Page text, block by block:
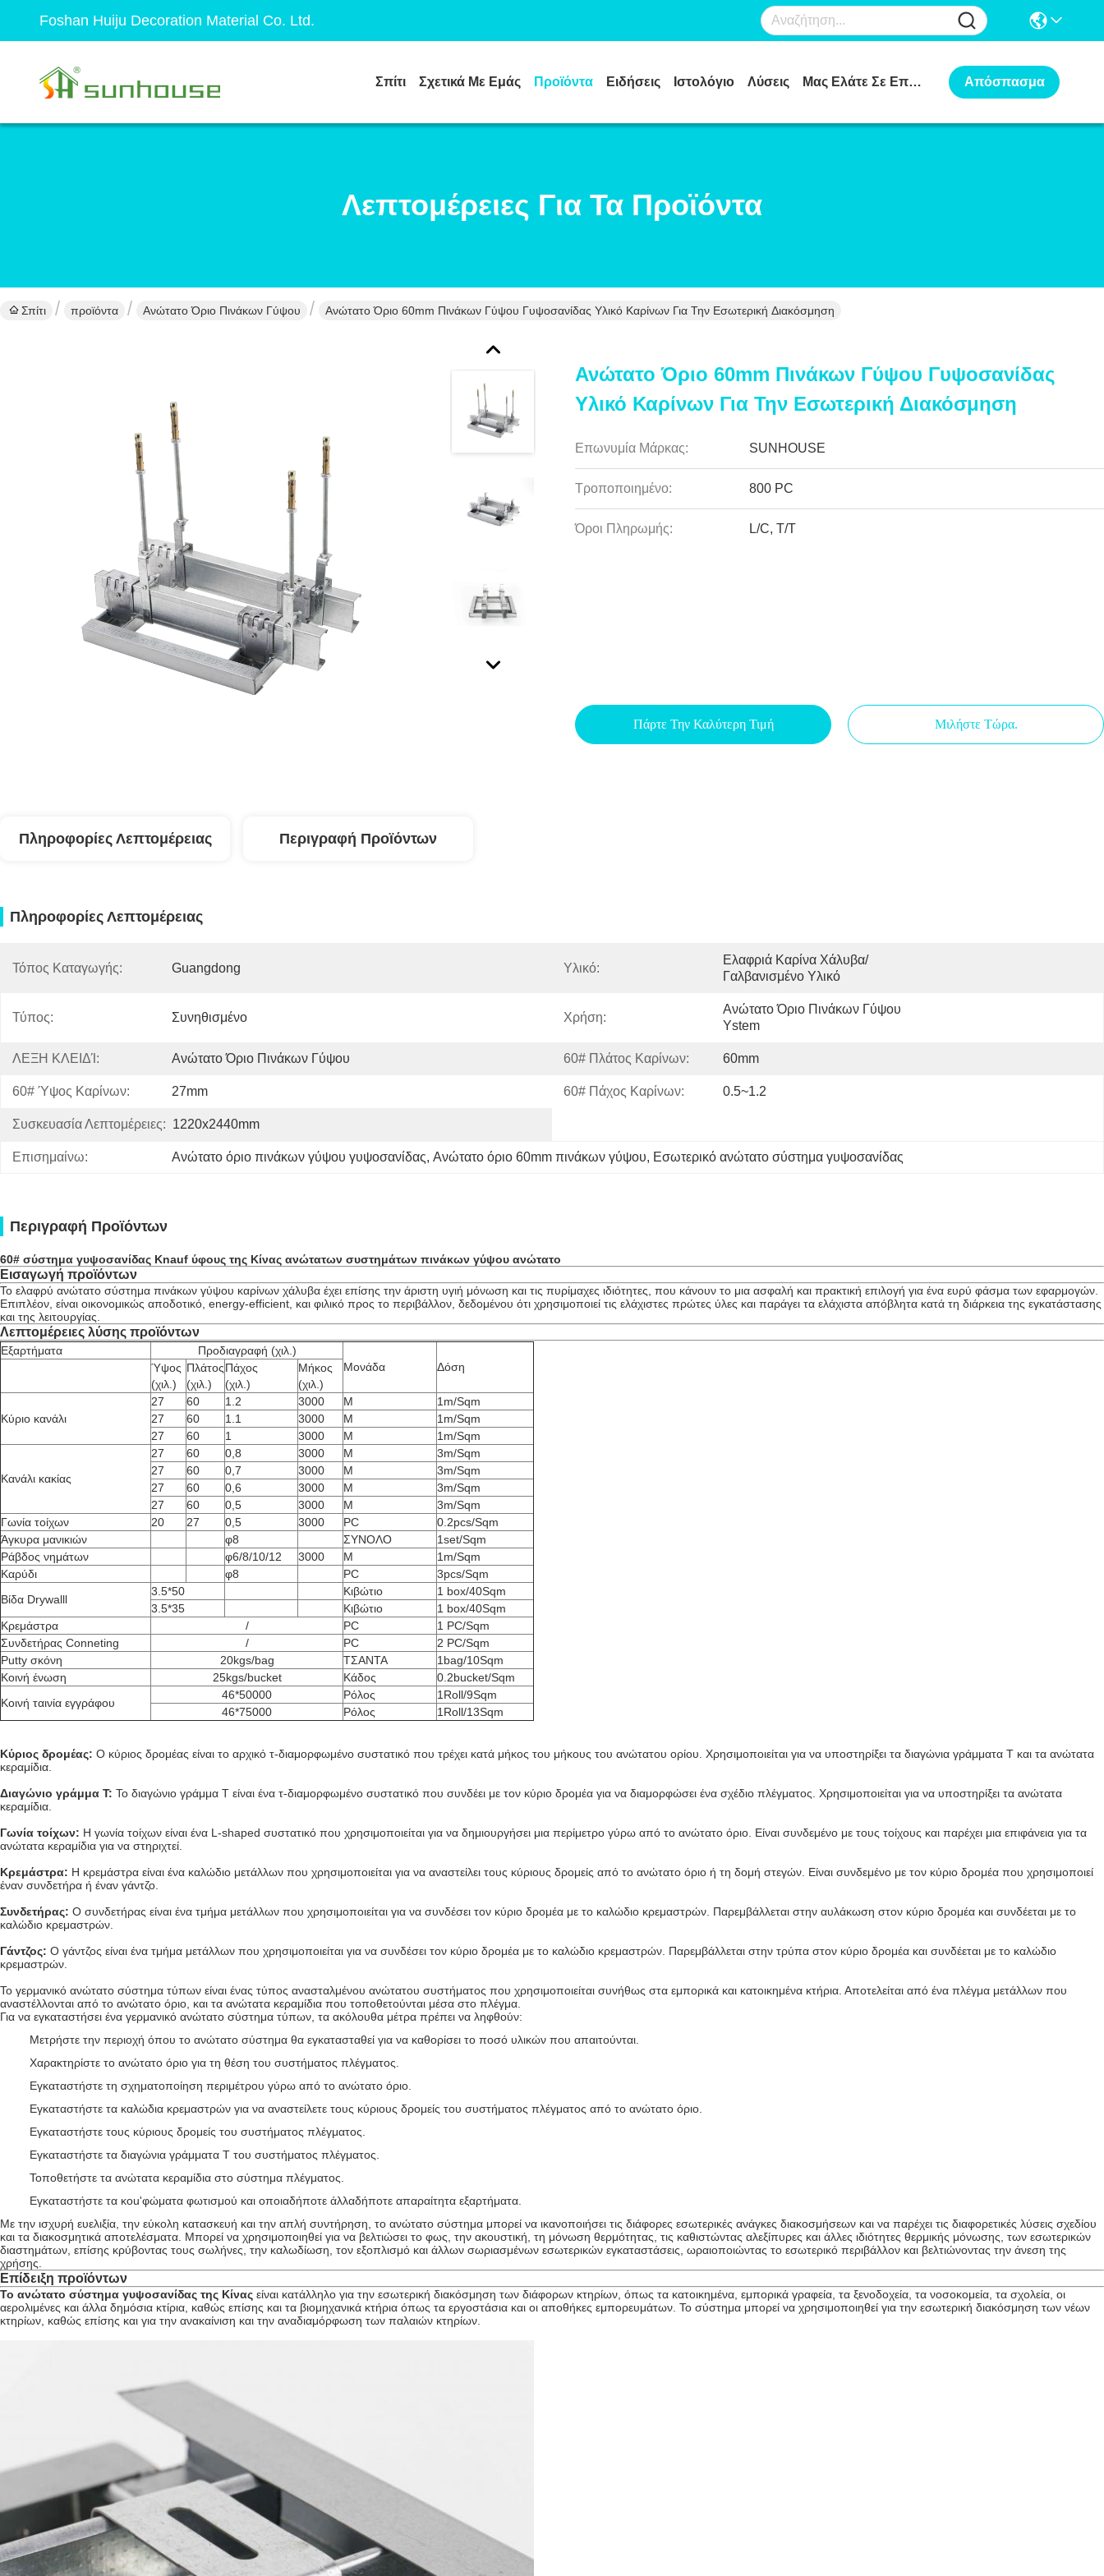
Foshan Huiju Decoration Material Co. Ltd.
Σπίτι Σχετικά Με Εμάς Προϊόντα Ειδήσεις Ιστολόγιο Λύσεις Μας Ελάτε Σε Επαφή Με Απόσπασμα
Λεπτομέρειες Για Τα Προϊόντα
Σπίτι προϊόντα Ανώτατο Όριο Πινάκων Γύψου Ανώτατο Όριο 60mm Πινάκων Γύψου Γυψοσανίδας Υλικό Καρίνων Για Την Εσωτερική Διακόσμηση
Ανώτατο Όριο 60mm Πινάκων Γύψου Γυψοσανίδας
Υλικό Καρίνων Για Την Εσωτερική Διακόσμηση
Επωνυμία Μάρκας: SUNHOUSE
Τροποποιημένο: 800 PC
Όροι Πληρωμής: L/C, T/T
Πάρτε Την Καλύτερη Τιμή Μιλήστε Τώρα.
Πληροφορίες Λεπτομέρειας Περιγραφή Προϊόντων
Πληροφορίες Λεπτομέρειας
Τόπος Καταγωγής: Guangdong Υλικό:
Ελαφριά Καρίνα Χάλυβα/
Γαλβανισμένο Υλικό
Τύπος: Συνηθισμένο Χρήση:
Ανώτατο Όριο Πινάκων Γύψου
Ystem
ΛΕΞΗ ΚΛΕΙΔΊ: Ανώτατο Όριο Πινάκων Γύψου 60# Πλάτος Καρίνων: 60mm
60# Ύψος Καρίνων: 27mm 60# Πάχος Καρίνων: 0.5~1.2
Συσκευασία Λεπτομέρειες: 1220x2440mm
Επισημαίνω: Ανώτατο όριο πινάκων γύψου γυψοσανίδας, Ανώτατο όριο 60mm πινάκων γύψου, Εσωτερικό ανώτατο σύστημα γυψοσανίδας
Περιγραφή Προϊόντων
60# σύστημα γυψοσανίδας Knauf ύφους της Κίνας ανώτατων συστημάτων πινάκων γύψου ανώτατο
Εισαγωγή προϊόντων
Το ελαφρύ ανώτατο σύστημα πινάκων γύψου καρίνων χάλυβα έχει επίσης την άριστη υγιή μόνωση και τις πυρίμαχες ιδιότητες, που κάνουν το μια ασφαλή και πρακτική επιλογή για ένα ευρύ φάσμα των εφαρμογών.
Επιπλέον, είναι οικονομικώς αποδοτικό, energy-efficient, και φιλικό προς το περιβάλλον, δεδομένου ότι χρησιμοποιεί τις ελάχιστες πρώτες ύλες και παράγει τα ελάχιστα απόβλητα κατά τη διάρκεια της εγκατάστασης
και της λειτουργίας.
Λεπτομέρειες λύσης προϊόντων
Εξαρτήματα
Προδιαγραφή (χιλ.)
Μονάδα
Δόση
Ύψος
(χιλ.)
Πλάτος
(χιλ.)
Πάχος
(χιλ.)
Μήκος
(χιλ.)
Κύριο κανάλι
27 60 1.2 3000 Μ
1m/Sqm
27
60 1.1 3000 Μ
1m/Sqm
27
60 1 3000 Μ 1m/Sqm
Κανάλι κακίας
27 60 0,8 3000 Μ
3m/Sqm
27
60 0,7 3000 Μ
3m/Sqm
27
60 0,6 3000 Μ
3m/Sqm
27
60 0,5 3000 Μ
3m/Sqm
Γωνία τοίχων
20 27 0,5 3000 PC
0.2pcs/Sqm
Άγκυρα μανικιών
φ8 ΣΥΝΟΛΟ
1set/Sqm
Ράβδος νημάτων
φ6/8/10/12 3000 Μ
1m/Sqm
Καρύδι
φ8 PC
3pcs/Sqm
Βίδα Drywalll
3.5*50 Κιβώτιο
1 box/40Sqm
3.5*35
Κιβώτιο
1 box/40Sqm
Κρεμάστρα
/ PC
1 PC/Sqm
Συνδετήρας Conneting
/ PC
2 PC/Sqm
Putty σκόνη
20kgs/bag ΤΣΑΝΤΑ
1bag/10Sqm
Κοινή ένωση
25kgs/bucket Κάδος
0.2bucket/Sqm
Κοινή ταινία εγγράφου
46*50000 Ρόλος
1Roll/9Sqm
46*75000
Ρόλος 1Roll/13Sqm
Κύριος δρομέας: Ο κύριος δρομέας είναι το αρχικό τ-διαμορφωμένο συστατικό που τρέχει κατά μήκος του μήκους του ανώτατου ορίου. Χρησιμοποιείται για να υποστηρίξει τα διαγώνια γράμματα Τ και τα ανώτατα
κεραμίδια.
Διαγώνιο γράμμα Τ: Το διαγώνιο γράμμα Τ είναι ένα τ-διαμορφωμένο συστατικό που συνδέει με τον κύριο δρομέα για να διαμορφώσει ένα σχέδιο πλέγματος. Χρησιμοποιείται για να υποστηρίξει τα ανώτατα
κεραμίδια.
Γωνία τοίχων: Η γωνία τοίχων είναι ένα L-shaped συστατικό που χρησιμοποιείται για να δημιουργήσει μια περίμετρο γύρω από το ανώτατο όριο. Είναι συνδεμένο με τους τοίχους και παρέχει μια επιφάνεια για τα
ανώτατα κεραμίδια για να στηριχτεί.
Κρεμάστρα: Η κρεμάστρα είναι ένα καλώδιο μετάλλων που χρησιμοποιείται για να αναστείλει τους κύριους δρομείς από το ανώτατο όριο ή τη δομή στεγών. Είναι συνδεμένο με τον κύριο δρομέα που χρησιμοποιεί
έναν συνδετήρα ή έναν γάντζο.
Συνδετήρας: Ο συνδετήρας είναι ένα τμήμα μετάλλων που χρησιμοποιείται για να συνδέσει τον κύριο δρομέα με το καλώδιο κρεμαστρών. Παρεμβάλλεται στην αυλάκωση στον κύριο δρομέα και συνδέεται με το
καλώδιο κρεμαστρών.
Γάντζος: Ο γάντζος είναι ένα τμήμα μετάλλων που χρησιμοποιείται για να συνδέσει τον κύριο δρομέα με το καλώδιο κρεμαστρών. Παρεμβάλλεται στην τρύπα στον κύριο δρομέα και συνδέεται με το καλώδιο
κρεμαστρών.
Το γερμανικό ανώτατο σύστημα τύπων είναι ένας τύπος ανασταλμένου ανώτατου συστήματος που χρησιμοποιείται συνήθως στα εμπορικά και κατοικημένα κτήρια. Αποτελείται από ένα πλέγμα μετάλλων που
αναστέλλονται από το ανώτατο όριο, και τα ανώτατα κεραμίδια που τοποθετούνται μέσα στο πλέγμα.
Για να εγκαταστήσει ένα γερμανικό ανώτατο σύστημα τύπων, τα ακόλουθα μέτρα πρέπει να ληφθούν:
Μετρήστε την περιοχή όπου το ανώτατο σύστημα θα εγκατασταθεί για να καθορίσει το ποσό υλικών που απαιτούνται.
Χαρακτηρίστε το ανώτατο όριο για τη θέση του συστήματος πλέγματος.
Εγκαταστήστε τη σχηματοποίηση περιμέτρου γύρω από το ανώτατο όριο.
Εγκαταστήστε τα καλώδια κρεμαστρών για να αναστείλετε τους κύριους δρομείς του συστήματος πλέγματος από το ανώτατο όριο.
Εγκαταστήστε τους κύριους δρομείς του συστήματος πλέγματος.
Εγκαταστήστε τα διαγώνια γράμματα Τ του συστήματος πλέγματος.
Τοποθετήστε τα ανώτατα κεραμίδια στο σύστημα πλέγματος.
Εγκαταστήστε τα κοu'φώματα φωτισμού και οποιαδήποτε άλλαδήποτε απαραίτητα εξαρτήματα.
Με την ισχυρή ευελιξία, την εύκολη κατασκευή και την απλή συντήρηση, το ανώτατο σύστημα μπορεί να ικανοποιήσει τις διάφορες εσωτερικές ανάγκες διακοσμήσεων και να παρέχει τις διαφορετικές λύσεις σχεδίου
και τα διακοσμητικά αποτελέσματα. Μπορεί να χρησιμοποιηθεί για να βελτιώσει το φως, την ακουστική, τη μόνωση θερμότητας, τις καθιστώντας αλεξίπυρες και άλλες ιδιότητες θερμικής μόνωσης, των εσωτερικών
διαστημάτων, επίσης κρύβοντας τους σωλήνες, την καλωδίωση, τον εξοπλισμό και άλλων σωριασμένων εσωτερικών εγκαταστάσεις, ωραιοποιώντας το εσωτερικό περιβάλλον και βελτιώνοντας την άνεση της
χρήσης.
Επίδειξη προϊόντων
Το ανώτατο σύστημα γυψοσανίδας της Κίνας είναι κατάλληλο για την εσωτερική διακόσμηση των διάφορων κτηρίων, όπως τα κατοικημένα, εμπορικά γραφεία, τα ξενοδοχεία, τα νοσοκομεία, τα σχολεία, οι
αερολιμένες και άλλα δημόσια κτίρια, καθώς επίσης και τα βιομηχανικά κτήρια όπως τα εργοστάσια και οι αποθήκες εμπορευμάτων. Το σύστημα μπορεί να χρησιμοποιηθεί για την εσωτερική διακόσμηση των νέων
κτηρίων, καθώς επίσης και για την ανακαίνιση και την αναδιαμόρφωση των παλαιών κτηρίων.